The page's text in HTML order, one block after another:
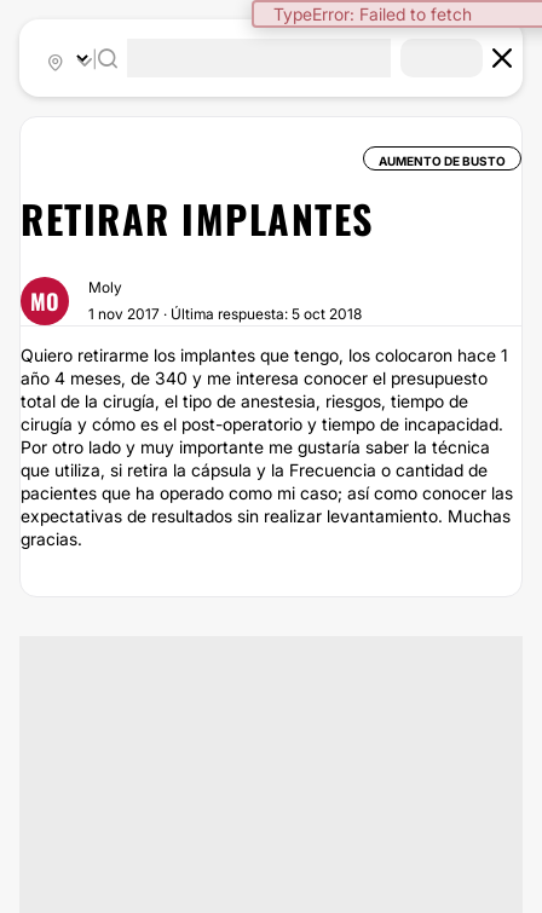
TypeError: Failed to fetch
AUMENTO DE BUSTO
RETIRAR IMPLANTES
MO
Moly
1 nov 2017 · Última respuesta: 5 oct 2018
Quiero retirarme los implantes que tengo, los colocaron hace 1
año 4 meses, de 340 y me interesa conocer el presupuesto
total de la cirugía, el tipo de anestesia, riesgos, tiempo de
cirugía y cómo es el post-operatorio y tiempo de incapacidad.
Por otro lado y muy importante me gustaría saber la técnica
que utiliza, si retira la cápsula y la Frecuencia o cantidad de
pacientes que ha operado como mi caso; así como conocer las
expectativas de resultados sin realizar levantamiento. Muchas
gracias.